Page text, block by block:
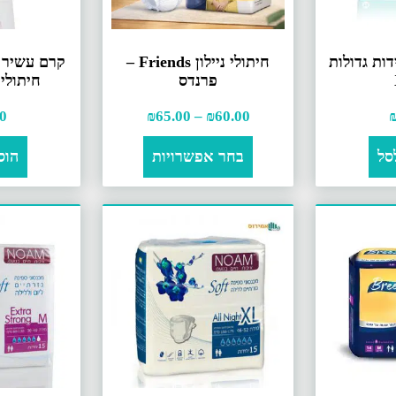
גדולות
חיתולי ניילון Friends –
פרנדס
₪60.00
–
₪65.00
בחר אפשרויות
קרם